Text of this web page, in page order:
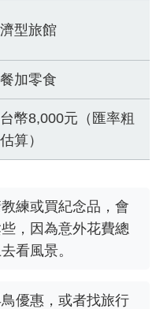
型旅館
加零食
幣8,000元（匯率粗
算）
練或買紀念品，會
，因為意外花費總
看風景。
優惠，或者找旅行